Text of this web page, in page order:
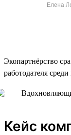
Елена
Экопартнёрство
работодателя
Кейс